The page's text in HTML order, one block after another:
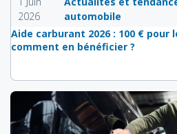
2026
automobile
Aide carburant 2026 : 100 € pour
comment en bénéficier ?